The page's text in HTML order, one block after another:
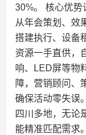
30%。​ 核心优势
从年会策划、效
搭建执行、设备
资源一手直供，
响、LED屏等物
障，营销顾问、
确保活动零失误
四川多地，无论
能精准匹配需求